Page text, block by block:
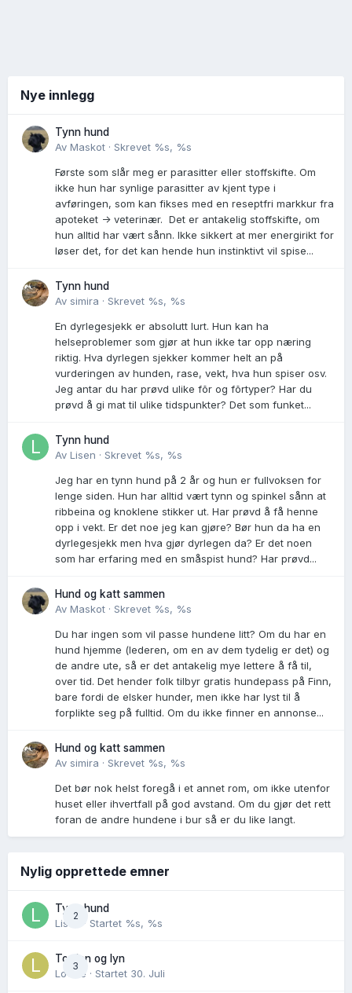
Nye innlegg
Tynn hund
Av Maskot · Skrevet %s, %s
Første som slår meg er parasitter eller stoffskifte. Om
ikke hun har synlige parasitter av kjent type i
avføringen, som kan fikses med en reseptfri markkur fra
apoteket -> veterinær. Det er antakelig stoffskifte, om
hun alltid har vært sånn. Ikke sikkert at mer energirikt for
løser det, for det kan hende hun instinktivt vil spise...
Tynn hund
Av simira · Skrevet %s, %s
En dyrlegesjekk er absolutt lurt. Hun kan ha
helseproblemer som gjør at hun ikke tar opp næring
riktig. Hva dyrlegen sjekker kommer helt an på
vurderingen av hunden, rase, vekt, hva hun spiser osv.
Jeg antar du har prøvd ulike fõr og fõrtyper? Har du
prøvd å gi mat til ulike tidspunkter? Det som funket...
Tynn hund
Av Lisen · Skrevet %s, %s
Jeg har en tynn hund på 2 år og hun er fullvoksen for
lenge siden. Hun har alltid vært tynn og spinkel sånn at
ribbeina og knoklene stikker ut. Har prøvd å få henne
opp i vekt. Er det noe jeg kan gjøre? Bør hun da ha en
dyrlegesjekk men hva gjør dyrlegen da? Er det noen
som har erfaring med en småspist hund? Har prøvd...
Hund og katt sammen
Av Maskot · Skrevet %s, %s
Du har ingen som vil passe hundene litt? Om du har en
hund hjemme (lederen, om en av dem tydelig er det) og
de andre ute, så er det antakelig mye lettere å få til,
over tid. Det hender folk tilbyr gratis hundepass på Finn,
bare fordi de elsker hunder, men ikke har lyst til å
forplikte seg på fulltid. Om du ikke finner en annonse...
Hund og katt sammen
Av simira · Skrevet %s, %s
Det bør nok helst foregå i et annet rom, om ikke utenfor
huset eller ihvertfall på god avstand. Om du gjør det rett
foran de andre hundene i bur så er du like langt.
Nylig opprettede emner
2
Tynn hund
Lisen · Startet %s, %s
3
Torden og lyn
Lovise · Startet 30. Juli